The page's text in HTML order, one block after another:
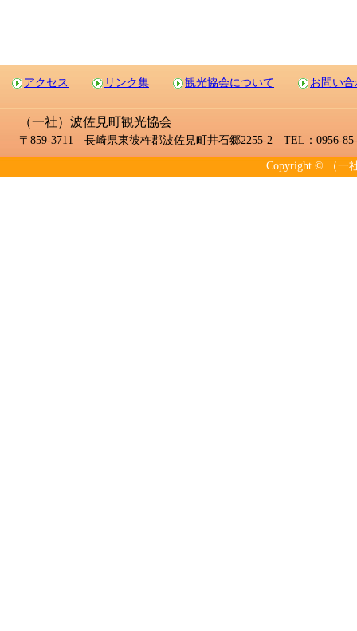
アクセス リンク集 観光協会について お問い
（一社）波佐見町観光協会
〒859-3711 長崎県東彼杵郡波佐見町井石郷2255-2 TEL：0956-
Copyright © （一